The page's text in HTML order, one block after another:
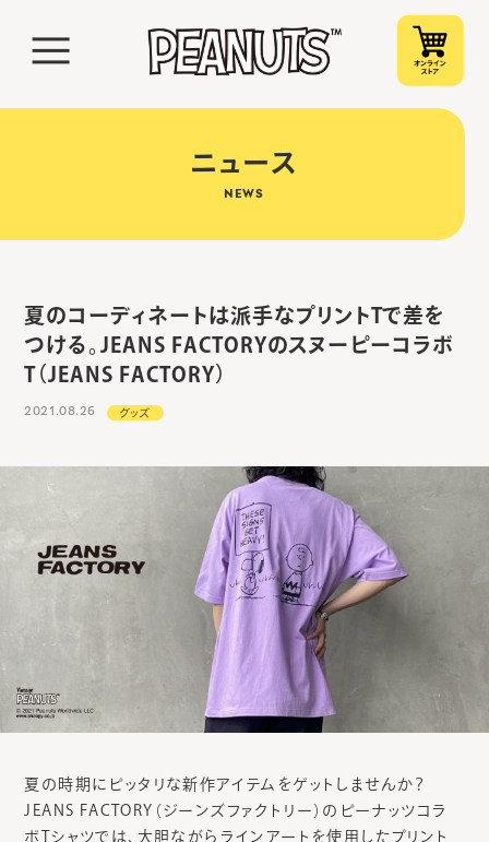
ニュース
NEWS
夏のコーディネートは派手なプリントTで差を
つける。JEANS FACTORYのスヌーピーコラボ
T（JEANS FACTORY）
2021.08.26 グッズ
夏の時期にピッタリな新作アイテムをゲットしませんか？
JEANS FACTORY（ジーンズファクトリー）のピーナッツコラ
ボTシャツでは、大胆ながらラインアートを使用したプリント